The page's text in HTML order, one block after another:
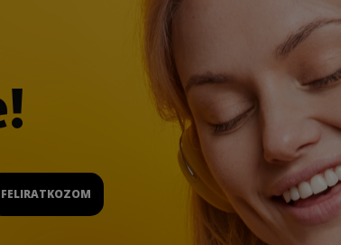
FELIRATKOZOM